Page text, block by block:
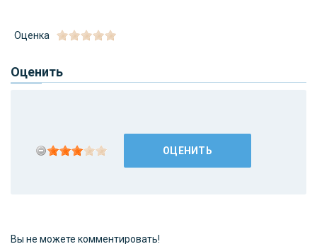
Оценка
Оценить
Вы не можете комментировать!